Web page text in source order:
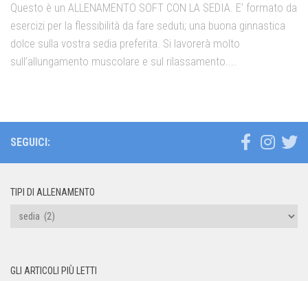
Questo è un ALLENAMENTO SOFT CON LA SEDIA. E’ formato da
esercizi per la flessibilità da fare seduti; una buona ginnastica
dolce sulla vostra sedia preferita. Si lavorerà molto
sull’allungamento muscolare e sul rilassamento....
SEGUICI:
TIPI DI ALLENAMENTO
Tipi
GLI ARTICOLI PIÙ LETTI